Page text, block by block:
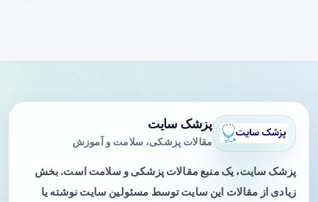
پزشک سایت
مقالات پزشکی، سلامت و آموزش
پزشک سایت، یک منبع مقالات پزشکی و سلامت است. بخش
زیادی از مقالات این سایت توسط مسئولین سایت نوشته یا